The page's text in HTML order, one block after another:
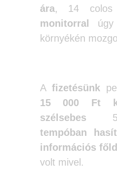
ára, 14 colos
monitorral
úgy
környékén
A fizetésünk
15 000 Ft
szélsebes
tempóban
információs
volt mivel.